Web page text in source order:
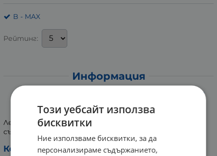
B - MAX
Рейтинг:
Информация
БЕЙСИКЕЪР КОМПЛЕКТ ФЛАКОНИ
ЗА ПЪТ
Леки и удобни опаковки за пътуване, предназначени за
съхранение на козметични продукти.
Комплектът включва:
Този уебсайт използва
бисквитки
Ние използваме бисквитки, за да
персонализираме съдържанието,